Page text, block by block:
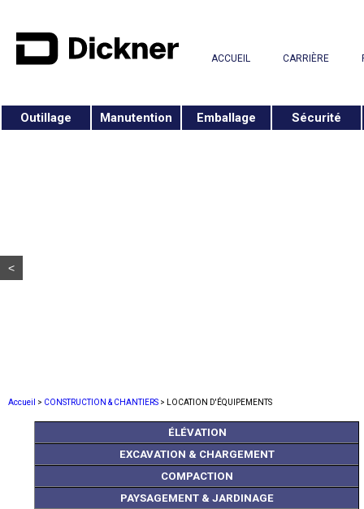
ACCUEIL CARRIÈRE
Outillage Manutention Emballage Sécurité
<
Accueil > CONSTRUCTION & CHANTIERS > LOCATION D'ÉQUIPEMENTS
ÉLÉVATION
EXCAVATION & CHARGEMENT
COMPACTION
PAYSAGEMENT & JARDINAGE